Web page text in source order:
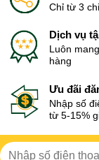
Chỉ từ 3
Dịch vụ
Luôn
hàng
Ưu đãi
Nhập số
từ 5-15%